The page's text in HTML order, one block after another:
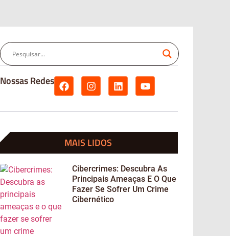
Nossas Redes
MAIS LIDOS
Cibercrimes: Descubra As
Principais Ameaças E O Que
Fazer Se Sofrer Um Crime
Cibernético